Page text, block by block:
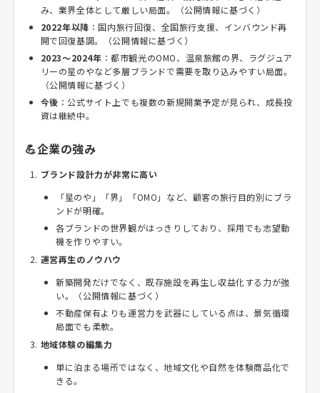
み、業界全体として厳しい局面。（公開情報に基づく）
2022年以降 ：国内旅行回復、全国旅行支援、インバウンド再
開で回復基調。（公開情報に基づく）
2023～2024年 ：都市観光のOMO、温泉旅館の界、ラグジュア
リーの星のやなど多層ブランドで需要を取り込みやすい局面。
（公開情報に基づく）
今後 ：公式サイト上でも複数の新規開業予定が見られ、成長投
資は継続中。
💪企業の強み
ブランド設計力が非常に高い
「星のや」「界」「OMO」など、顧客の旅行目的別にブラ
ンドが明確。
各ブランドの世界観がはっきりしており、採用でも志望動
機を作りやすい。
運営再生のノウハウ
新築開発だけでなく、既存施設を再生し収益化する力が強
い。（公開情報に基づく）
不動産保有よりも運営力を武器にしている点は、景気循環
局面でも柔軟。
地域体験の編集力
単に泊まる場所ではなく、地域文化や自然を体験商品化で
きる。